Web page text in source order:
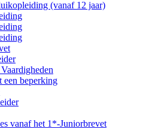
(vanaf 12 jaar)
een beperking
vanaf het 1*-Juniorbrevet